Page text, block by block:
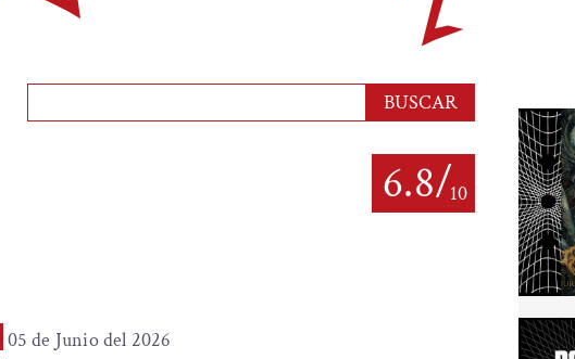
6.8/10
05 de Junio del 2026